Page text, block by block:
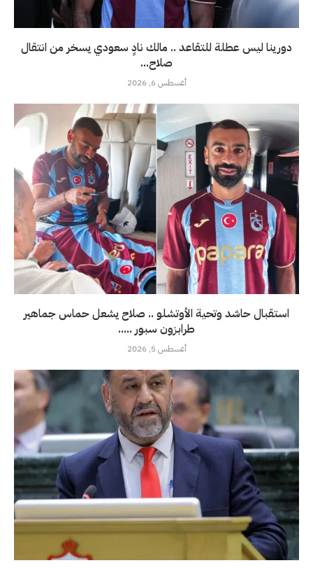
دورينا ليس عطلة للتقاعد .. مالك نادٍ سعودي يسخر من انتقال
صلاح...
أغسطس 6, 2026
استقبال حاشد وتحية الأوتشلو .. صلاح يشعل حماس جماهير
طرابزون سبور .....
أغسطس 5, 2026